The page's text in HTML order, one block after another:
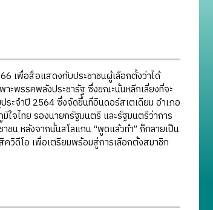
เพื่อสื่อแสดงกับประชาชนผู้เลือกตั้งว่าได้
ะพรรคพลังประชารัฐ ซึ่งขณะนั้นหลีกเลี่ยงที่จะ
ระจำปี 2564 ซึ่งจัดขึ้นที่อินดอร์สเตเดียม อำเภอ
ใจไทย รองนายกรัฐมนตรี และรัฐมนตรีว่าการ
น หลังจากนั้นสโลแกน “พูดแล้วทำ” ก็กลายเป็น
วิดีโอ เพื่อเตรียมพร้อมสู่การเลือกตั้งสมาชิก